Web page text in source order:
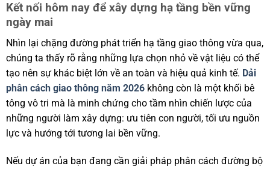
Kết nối hôm nay để xây dựng hạ tầng bền vững
ngày mai
Nhìn lại chặng đường phát triển hạ tầng giao thông vừa qua,
chúng ta thấy rõ rằng những lựa chọn nhỏ về vật liệu có thể
tạo nên sự khác biệt lớn về an toàn và hiệu quả kinh tế. Dải
phân cách giao thông năm 2026không còn là một khối bê
tông vô tri mà là minh chứng cho tầm nhìn chiến lược của
những người làm xây dựng: ưu tiên con người, tối ưu nguồn
lực và hướng tới tương lai bền vững.
Nếu dự án của bạn đang cần giải pháp phân cách đường bộ